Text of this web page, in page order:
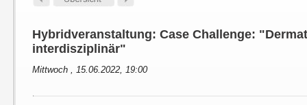
Hybridveranstaltung: Case Challenge:
interdisziplinär"
Mittwoch , 15.06.2022, 19:00